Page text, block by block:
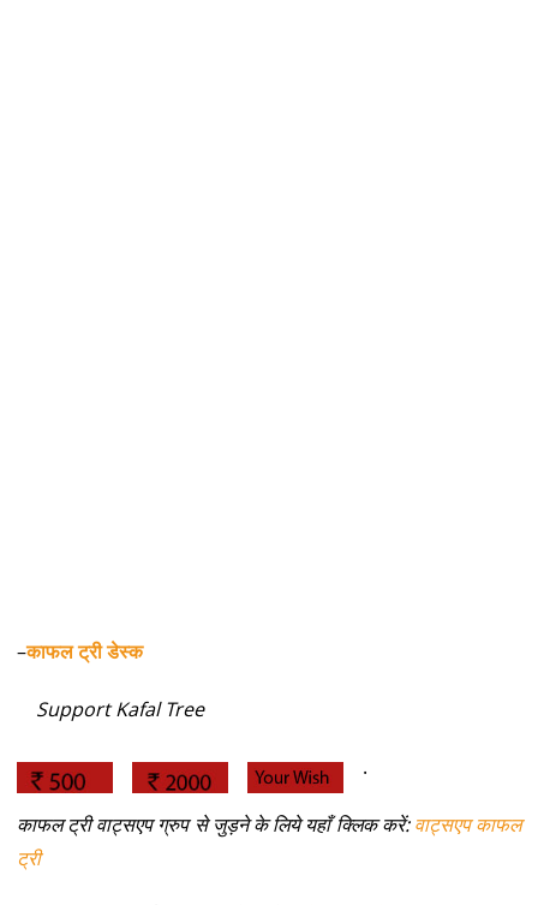
–काफल ट्री डेस्क
Support Kafal Tree
.
काफल ट्री वाट्सएप ग्रुप से जुड़ने के लिये यहाँ क्लिक करें:वाट्सएप काफल
ट्री